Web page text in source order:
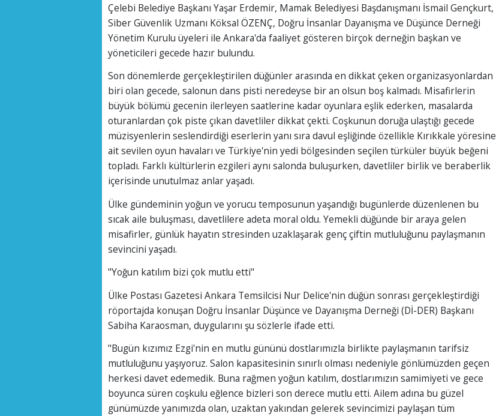
Çelebi Belediye Başkanı Yaşar Erdemir, Mamak Belediyesi Başdanışmanı İsmail Gençkurt,
Siber Güvenlik Uzmanı Köksal ÖZENÇ, Doğru İnsanlar Dayanışma ve Düşünce Derneği
Yönetim Kurulu üyeleri ile Ankara'da faaliyet gösteren birçok derneğin başkan ve
yöneticileri gecede hazır bulundu.
Son dönemlerde gerçekleştirilen düğünler arasında en dikkat çeken organizasyonlardan
biri olan gecede, salonun dans pisti neredeyse bir an olsun boş kalmadı. Misafirlerin
büyük bölümü gecenin ilerleyen saatlerine kadar oyunlara eşlik ederken, masalarda
oturanlardan çok piste çıkan davetliler dikkat çekti. Coşkunun doruğa ulaştığı gecede
müzisyenlerin seslendirdiği eserlerin yanı sıra davul eşliğinde özellikle Kırıkkale yöresine
ait sevilen oyun havaları ve Türkiye'nin yedi bölgesinden seçilen türküler büyük beğeni
topladı. Farklı kültürlerin ezgileri aynı salonda buluşurken, davetliler birlik ve beraberlik
içerisinde unutulmaz anlar yaşadı.
Ülke gündeminin yoğun ve yorucu temposunun yaşandığı bugünlerde düzenlenen bu
sıcak aile buluşması, davetlilere adeta moral oldu. Yemekli düğünde bir araya gelen
misafirler, günlük hayatın stresinden uzaklaşarak genç çiftin mutluluğunu paylaşmanın
sevincini yaşadı.
"Yoğun katılım bizi çok mutlu etti"
Ülke Postası Gazetesi Ankara Temsilcisi Nur Delice'nin düğün sonrası gerçekleştirdiği
röportajda konuşan Doğru İnsanlar Düşünce ve Dayanışma Derneği (Dİ-DER) Başkanı
Sabiha Karaosman, duygularını şu sözlerle ifade etti.
"Bugün kızımız Ezgi'nin en mutlu gününü dostlarımızla birlikte paylaşmanın tarifsiz
mutluluğunu yaşıyoruz. Salon kapasitesinin sınırlı olması nedeniyle gönlümüzden geçen
herkesi davet edemedik. Buna rağmen yoğun katılım, dostlarımızın samimiyeti ve gece
boyunca süren coşkulu eğlence bizleri son derece mutlu etti. Ailem adına bu güzel
günümüzde yanımızda olan, uzaktan yakından gelerek sevincimizi paylaşan tüm